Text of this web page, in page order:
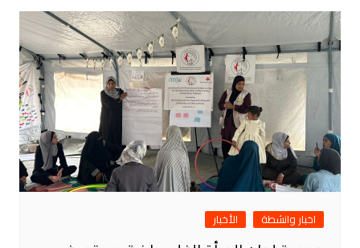
اخبار وانشطة الأخبار